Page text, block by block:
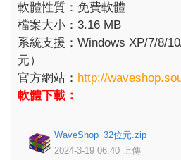
軟體性質：免費軟體
檔案大小：3.16 MB
系統支援：Windows XP/7/8/
元）
官方網站： http://
軟體下載：
WaveShop_32位元.zip
2024-3-19 06:40 上傳